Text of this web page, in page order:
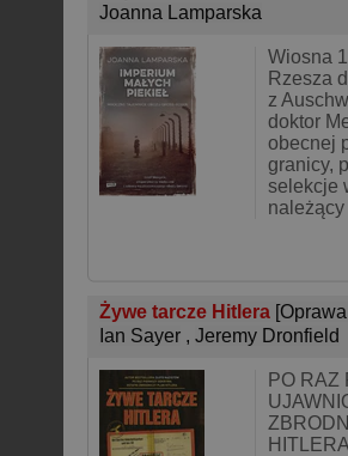
Joanna Lamparska
Wiosna
Rzesza
z
doktor
obecnej
granicy,
selekcje
należący
Żywe tarcze Hitlera
Ian Sayer , Jeremy Dronfield
PO RAZ